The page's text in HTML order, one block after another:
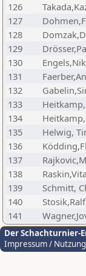
126
127
128
129
130
131
132
133
134
135
Helwig,
136
137
138
139
Schmitt,
140
141
Der Schachturnier-
Impressum /